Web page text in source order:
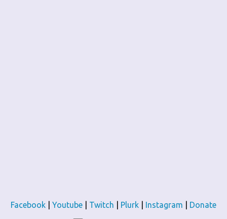
Facebook Youtube Twitch Plurk Instagram Donate